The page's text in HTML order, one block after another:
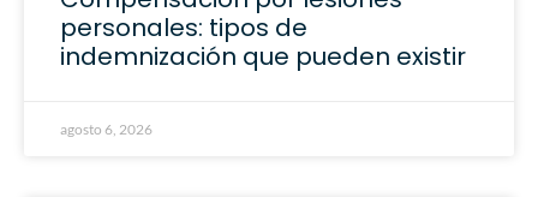
personales: tipos de
indemnización que pueden existir
agosto 6, 2026